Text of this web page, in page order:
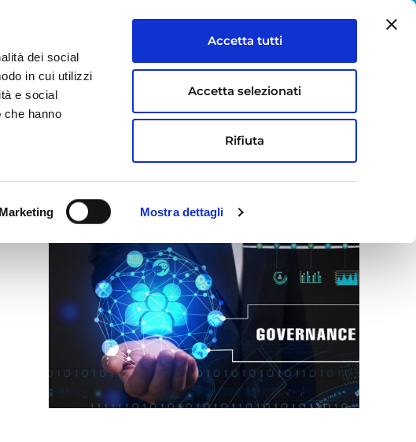
dei social
in cui utilizzi
e social
che hanno
Marketing Mostra dettagli
Accetta tutti
Accetta selezionati
Rifiuta
IT
NEWS LAVORA CON NOI CONTATTI
di valutazione